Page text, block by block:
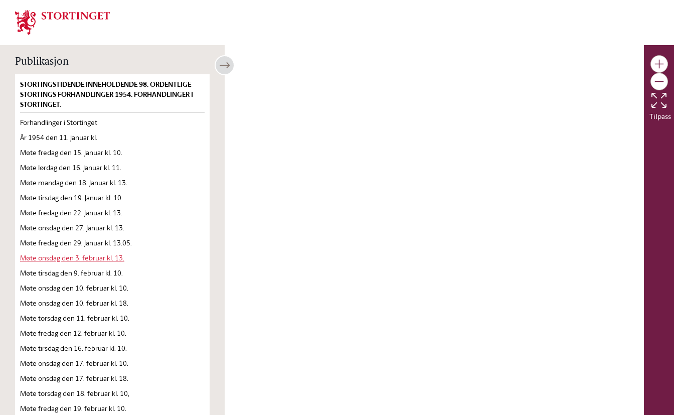
Stortinget.no
Publikasjon
STORTINGSTIDENDE INNEHOLDENDE 98. ORDENTLIGE
STORTINGS FORHANDLINGER 1954. FORHANDLINGER I
STORTINGET.
Forhandlinger i Stortinget
År 1954 den 11. januar kl.
Møte fredag den 15. januar kl. 10.
Møte lørdag den 16. januar kl. 11.
Møte mandag den 18. januar kl. 13.
Møte tirsdag den 19. januar kl. 10.
Møte fredag den 22. januar kl. 13.
Møte onsdag den 27. januar kl. 13.
Møte fredag den 29. januar kl. 13.05.
Møte onsdag den 3. februar kl. 13.
Møte tirsdag den 9. februar kl. 10.
Møte onsdag den 10. februar kl. 10.
Møte onsdag den 10. februar kl. 18.
Møte torsdag den 11. februar kl. 10.
Møte fredag den 12. februar kl. 10.
Møte tirsdag den 16. februar kl. 10.
Møte onsdag den 17. februar kl. 10.
Møte onsdag den 17. februar kl. 18.
Møte torsdag den 18. februar kl. 10,
Møte fredag den 19. februar kl. 10.